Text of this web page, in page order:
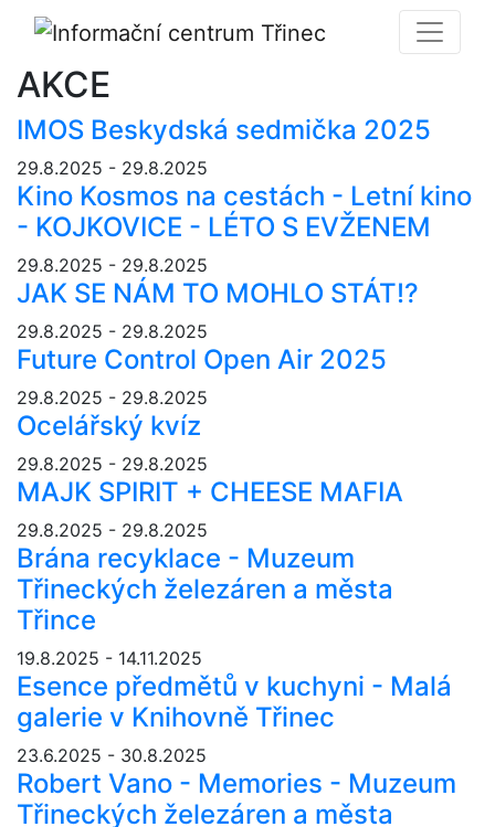
AKCE
IMOS Beskydská sedmička 2025
29.8.2025 - 29.8.2025
Kino Kosmos na cestách - Letní kino
- KOJKOVICE - LÉTO S EVŽENEM
29.8.2025 - 29.8.2025
JAK SE NÁM TO MOHLO STÁT!?
29.8.2025 - 29.8.2025
Future Control Open Air 2025
29.8.2025 - 29.8.2025
Ocelářský kvíz
29.8.2025 - 29.8.2025
MAJK SPIRIT + CHEESE MAFIA
29.8.2025 - 29.8.2025
Brána recyklace - Muzeum
Třineckých železáren a města
Třince
19.8.2025 - 14.11.2025
Esence předmětů v kuchyni - Malá
galerie v Knihovně Třinec
23.6.2025 - 30.8.2025
Robert Vano - Memories - Muzeum
Třineckých železáren a města